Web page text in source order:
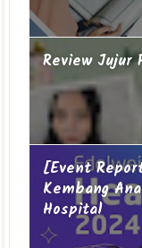
Review Jujur
[Event
Kembang
Hospital